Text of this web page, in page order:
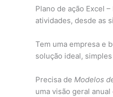
Plano de ação Excel
atividades, desde as
Tem uma empresa e
solução ideal,
Precisa de Modelos
uma visão geral